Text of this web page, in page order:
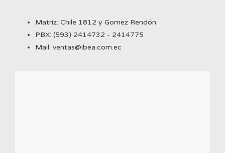
Matriz: Chile 1812 y Gomez Rendón
PBX: (593) 2414732 - 2414775
Mail: ventas@ibea.com.ec